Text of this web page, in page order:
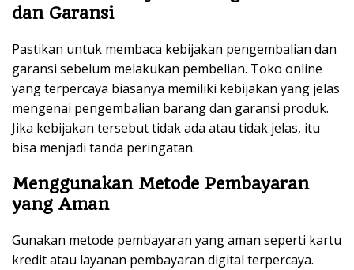
dan Garansi
Pastikan untuk membaca kebijakan pengembalian dan
garansi sebelum melakukan pembelian. Toko online
yang terpercaya biasanya memiliki kebijakan yang jelas
mengenai pengembalian barang dan garansi produk.
Jika kebijakan tersebut tidak ada atau tidak jelas, itu
bisa menjadi tanda peringatan.
Menggunakan Metode Pembayaran
yang Aman
Gunakan metode pembayaran yang aman seperti kartu
kredit atau layanan pembayaran digital terpercaya.